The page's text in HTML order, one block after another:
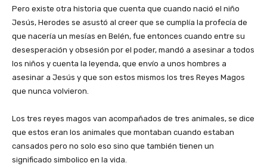
‎Pero existe otra historia que cuenta que cuando nació el niño
Jesús, Herodes se asustó al creer que se cumplía la profecía de
que nacería un mesías en Belén, fue entonces cuando entre su
desesperación y obsesión por el poder, mandó a asesinar a todos
los niños y cuenta la leyenda, que envío a unos hombres a
asesinar a Jesús y que son estos mismos los tres Reyes Magos
que nunca volvieron.
‎Los tres reyes magos van acompañados de tres animales, se dice
que estos eran los animales que montaban cuando estaban
cansados pero no solo eso sino que también tienen un
significado simbolico en la vida.